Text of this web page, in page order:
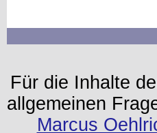
Für die Inhalte
allgemeinen
Marcus